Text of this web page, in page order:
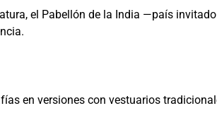
el Pabellón de la India —país
en versiones con vestuarios